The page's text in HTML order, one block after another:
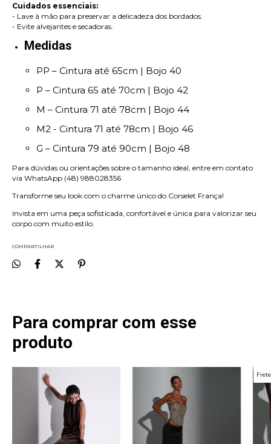
Cuidados essenciais:
- Lave à mão para preservar a delicadeza dos bordados.
- Evite alvejantes e secadoras.
Medidas
PP – Cintura até 65cm | Bojo 40
P – Cintura 65 até 70cm | Bojo 42
M – Cintura 71 até 78cm | Bojo 44
M2 - Cintura 71 até 78cm | Bojo 46
G – Cintura 79 até 90cm | Bojo 48
Para dúvidas ou orientações sobre o tamanho ideal, entre em contato
via WhatsApp (48) 988028356
Transforme seu look com o charme único do Corselet França!
Invista em uma peça sofisticada, confortável e única para valorizar seu
corpo com muito estilo.
COMPARTILHAR
Para comprar com esse
produto